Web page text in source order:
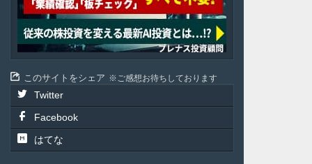
このサイトをシェア ご感想お待ちしております
Twitter
Facebook
はてな